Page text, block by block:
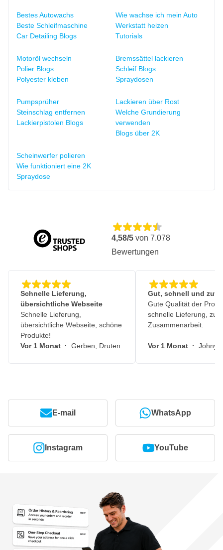
Bestes Autowachs
Beste Schleifmaschine
Car Detailing Blogs
Wie wachse ich mein Auto
Werkstatt heizen
Tutorials
Motoröl wechseln
Polier Blogs
Polyester kleben
Bremssättel lackieren
Schleif Blogs
Spraydosen
Pumpsprüher
Steinschlag entfernen
Lackierpistolen Blogs
Lackieren über Rost
Welche Grundierung
verwenden
Blogs über 2K
Scheinwerfer polieren
Wie funktioniert eine 2K
Spraydose
4,58/5 von 7.078
Bewertungen
Schnelle Lieferung,
übersichtliche Webseite
Schnelle Lieferung,
übersichtliche Webseite, schöne
Produkte!
Vor 1 Monat · Gerben, Druten
Gut, schnell und
Gute Qualität der
schnelle Lieferung,
Zusammenarbeit.
Vor 1 Monat · Johny,
E-mail WhatsApp
Instagram YouTube